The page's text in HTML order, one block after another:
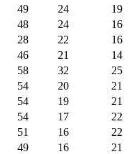
49 24
19
48 24
16
28 22
16
46 21
14
58 32
25
54 20
21
54 19
21
54 17
22
51 16
22
49 16
21